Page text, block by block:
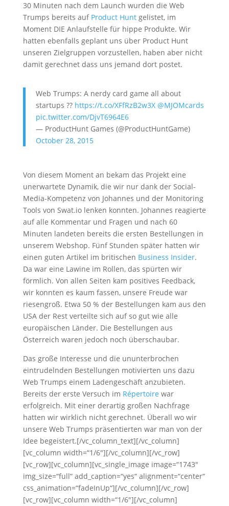
30 Minuten nach dem Launch wurden die Web
Trumps bereits auf Product Huntgelistet, im
Moment DIE Anlaufstelle für hippe Produkte. Wir
hatten ebenfalls geplant uns über Product Hunt
unseren Zielgruppen vorzustellen, haben aber nicht
damit gerechnet dass uns jemand dort postet.
Web Trumps: A nerdy card game all about
startups ?? https://t.co/XFfRzB2w3X @MJOMcards
pic.twitter.com/DjvT6964E6
— ProductHunt Games (@ProductHuntGame)
October 28, 2015
Von diesem Moment an bekam das Projekt eine
unerwartete Dynamik, die wir nur dank der Social-
Media-Kompetenz von Johannes und der Monitoring
Tools von Swat.io lenken konnten. Johannes reagierte
auf alle Kommentar und Fragen und nach 60
Minuten landeten bereits die ersten Bestellungen in
unserem Webshop. Fünf Stunden später hatten wir
einen guten Artikel im britischen Business Insider.
Da war eine Lawine im Rollen, das spürten wir
förmlich. Von allen Seiten kam positives Feedback,
wir konnten es kaum fassen, unsere Freude war
riesengroß. Etwa 50 % der Bestellungen kam aus den
USA der Rest verteilte sich auf so gut wie alle
europäischen Länder. Die Bestellungen aus
Österreich waren jedoch noch überschaubar.
Das große Interesse und die ununterbrochen
eintrudelnden Bestellungen motivierten uns dazu
Web Trumps einem Ladengeschäft anzubieten.
Bereits der erste Versuch im Répertoire war
erfolgreich. Mit einer derartig großen Nachfrage
hatten wir wirklich nicht gerechnet. Überall wo wir
unsere Web Trumps präsentierten war man von der
Idee begeistert.[/vc_column_text][/vc_column]
[vc_column width=“1/6″][/vc_column][/vc_row]
[vc_row][vc_column][vc_single_image image=“1743″
img_size=“full“ add_caption=“yes“ alignment=“center“
css_animation=“fadeInUp“][/vc_column][/vc_row]
[vc_row][vc_column width=“1/6″][/vc_column]